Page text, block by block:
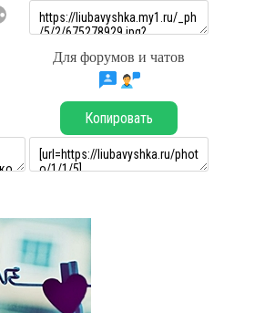
Для форумов и чатов
Копировать